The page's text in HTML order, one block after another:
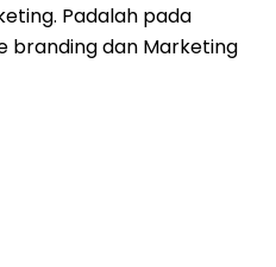
Padalah pada
branding dan Marketing